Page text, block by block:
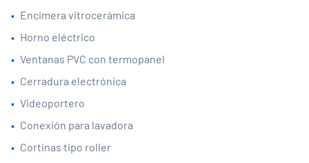
• Encimera vitrocerámica
• Horno eléctrico
• Ventanas PVC con termopanel
• Cerradura electrónica
• Videoportero
• Conexión para lavadora
• Cortinas tipo roller